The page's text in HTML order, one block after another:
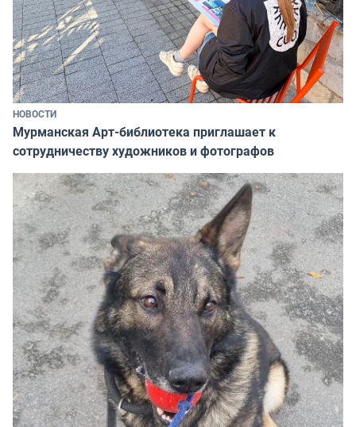
НОВОСТИ
Мурманская Арт-библиотека приглашает к
сотрудничеству художников и фотографов